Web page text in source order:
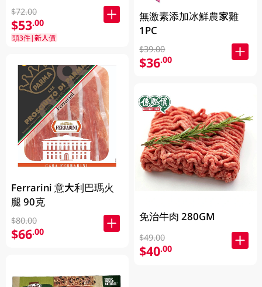
$72.00
$53.00
頭3件|新人價
Ferrarini 意大利巴瑪火
腿 90克
$80.00
$66.00
無激素添加冰鮮農家雞
1PC
$39.00
$36.00
免治牛肉 280GM
$49.00
$40.00